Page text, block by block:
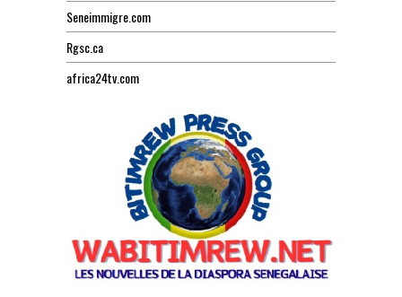
Seneimmigre.com
Rgsc.ca
africa24tv.com